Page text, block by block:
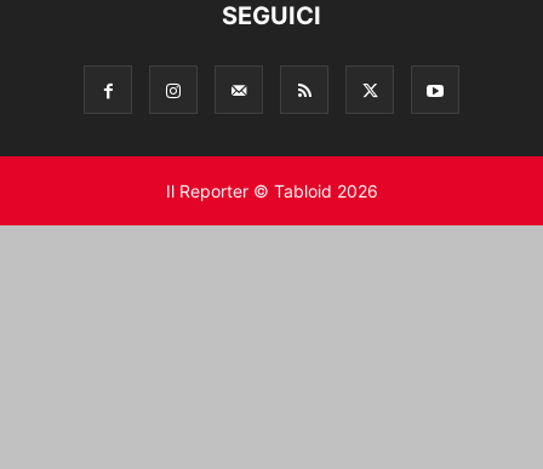
SEGUICI
Il Reporter © Tabloid 2026